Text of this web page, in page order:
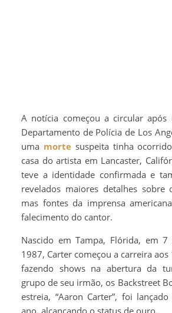
A notícia começou a circular
Departamento de Polícia de Los
uma mortesuspeita tinha
casa do artista em Lancaster,
teve a identidade confirmada e
revelados maiores detalhes sobre
mas fontes da imprensa
falecimento do cantor.
Nascido em Tampa, Flórida, em
1987, Carter começou a carreira aos
fazendo shows na abertura da
grupo de seu irmão, os Backstreet
estreia, “Aaron Carter”, foi
ano, alcançando o status de ouro.